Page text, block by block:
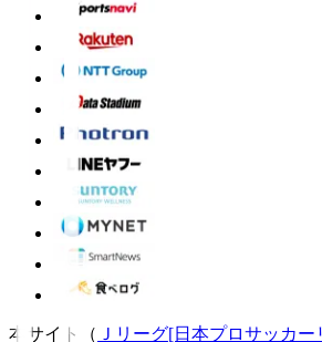
本サイト（ Ｊリーグ[日本プロサッカ